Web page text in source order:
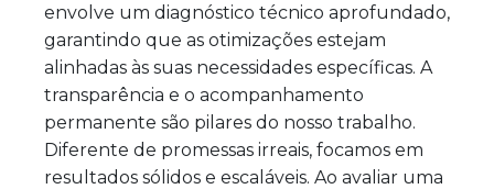
envolve um diagnóstico técnico aprofundado,
garantindo que as otimizações estejam
alinhadas às suas necessidades específicas. A
transparência e o acompanhamento
permanente são pilares do nosso trabalho.
Diferente de promessas irreais, focamos em
resultados sólidos e escaláveis. Ao avaliar uma